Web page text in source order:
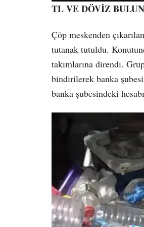
TL VE DÖVİZ
Çöp meskenden
tutanak tutuldu.
takımlarına direndi.
bindirilerek banka
banka şubesindeki